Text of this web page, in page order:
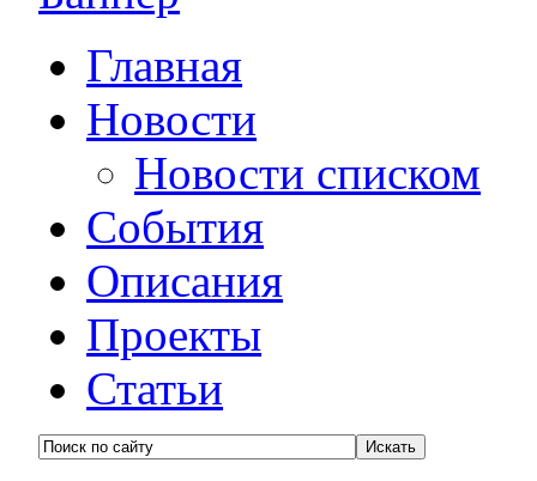
Главная
Новости
Новости списком
События
Описания
Проекты
Статьи